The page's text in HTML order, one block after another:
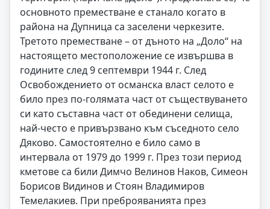
основното преместване е станало когато в
района на Дупница са заселени черкезите.
Третото преместване – от дъното на „Доло“ на
настоящето местоположение се извършва в
годините след 9 септември 1944 г. След
Освобождението от османска власт селото е
било през по-голямата част от съществуването
си като съставна част от обединени селища,
най-често е привързвано към съседното село
Дяково. Самостоятелно е било само в
интервала от 1979 до 1999 г. През този период
кметове са били Димчо Велинов Наков, Симеон
Борисов Видинов и Стоян Владимиров
Темелакиев. При преброяванията през